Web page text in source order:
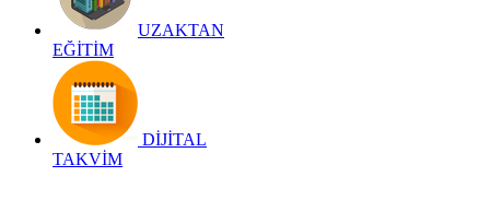
UZAKTAN
EĞİTİM
DİJİTAL
TAKVİM